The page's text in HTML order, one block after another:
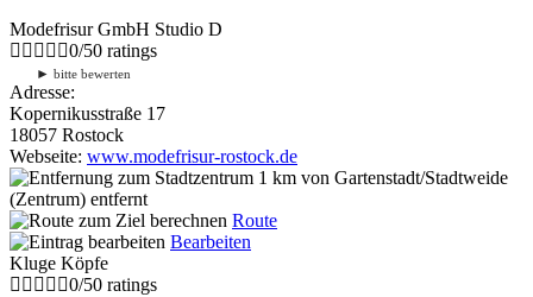
Modefrisur GmbH Studio D
0/50 ratings
► bitte bewerten
Adresse:
Kopernikusstraße 17
18057 Rostock
Webseite: www.modefrisur-rostock.de
1 km von Gartenstadt/Stadtweide
(Zentrum) entfernt
Route
Bearbeiten
Kluge Köpfe
0/50 ratings